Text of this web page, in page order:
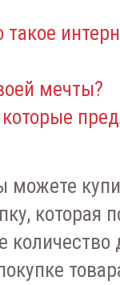
такое
мечты?
можете
которая